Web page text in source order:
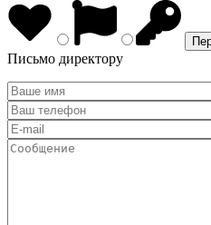
Письмо директору